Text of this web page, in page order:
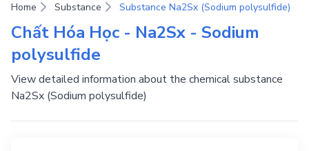
Home Substance Substance Na2Sx (Sodium polysulfide)
Chất Hóa Học - Na2Sx - Sodium
polysulfide
View detailed information about the chemical substance
Na2Sx (Sodium polysulfide)